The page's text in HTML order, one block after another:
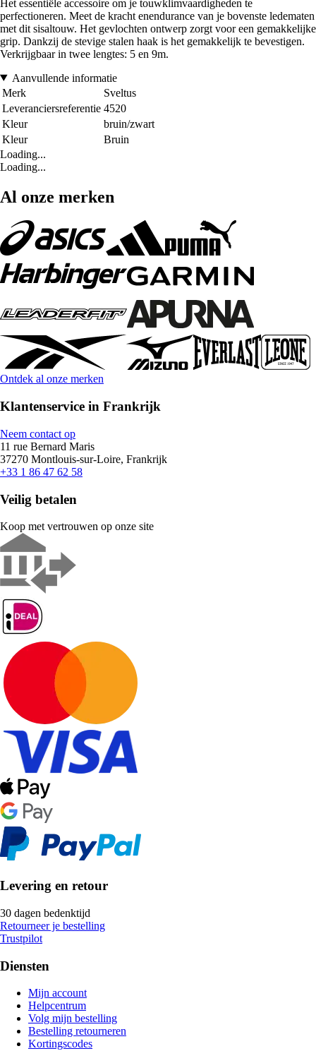
Het essentiële accessoire om je touwklimvaardigheden te
perfectioneren. Meet de kracht enendurance van je bovenste ledematen
met dit sisaltouw. Het gevlochten ontwerp zorgt voor een gemakkelijke
grip. Dankzij de stevige stalen haak is het gemakkelijk te bevestigen.
Verkrijgbaar in twee lengtes: 5 en 9m.
Aanvullende informatie
Merk
Sveltus
Leveranciersreferentie 4520
Kleur
bruin/zwart
Kleur
Bruin
Loading...
Loading...
Al onze merken
Ontdek al onze merken
Klantenservice in Frankrijk
Neem contact op
11 rue Bernard Maris
37270 Montlouis-sur-Loire, Frankrijk
+33 1 86 47 62 58
Veilig betalen
Koop met vertrouwen op onze site
Levering en retour
30 dagen bedenktijd
Retourneer je bestelling
Trustpilot
Diensten
Mijn account
Helpcentrum
Volg mijn bestelling
Bestelling retourneren
Kortingscodes